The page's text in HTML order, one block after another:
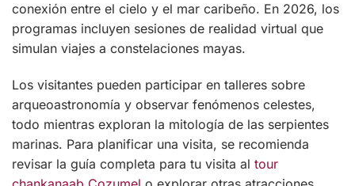
conexión entre el cielo y el mar caribeño. En 2026, los
programas incluyen sesiones de realidad virtual que
simulan viajes a constelaciones mayas.
Los visitantes pueden participar en talleres sobre
arqueoastronomía y observar fenómenos celestes,
todo mientras exploran la mitología de las serpientes
marinas. Para planificar una visita, se recomienda
revisar la guía completa para tu visita al tour